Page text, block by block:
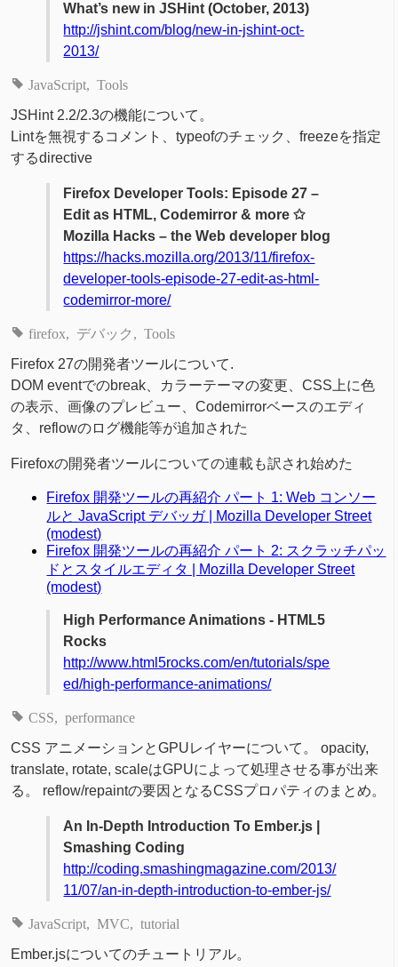
What’s new in JSHint (October, 2013)
http://jshint.com/blog/new-in-jshint-oct-
2013/
JavaScript Tools
JSHint 2.2/2.3の機能について。
Lintを無視するコメント、typeofのチェック、freezeを指定
するdirective
Firefox Developer Tools: Episode 27 –
Edit as HTML, Codemirror & more ✩
Mozilla Hacks – the Web developer blog
https://hacks.mozilla.org/2013/11/firefox-
developer-tools-episode-27-edit-as-html-
codemirror-more/
firefox デバック Tools
Firefox 27の開発者ツールについて.
DOM eventでのbreak、カラーテーマの変更、CSS上に色
の表示、画像のプレビュー、Codemirrorベースのエディ
タ、reflowのログ機能等が追加された
Firefoxの開発者ツールについての連載も訳され始めた
Firefox 開発ツールの再紹介 パート 1: Web コンソー
ルと JavaScript デバッガ | Mozilla Developer Street
(modest)
Firefox 開発ツールの再紹介 パート 2: スクラッチパッ
ドとスタイルエディタ | Mozilla Developer Street
(modest)
High Performance Animations - HTML5
Rocks
http://www.html5rocks.com/en/tutorials/spe
ed/high-performance-animations/
CSS performance
CSS アニメーションとGPUレイヤーについて。 opacity,
translate, rotate, scaleはGPUによって処理させる事が出来
る。 reflow/repaintの要因となるCSSプロパティのまとめ。
An In-Depth Introduction To Ember.js |
Smashing Coding
http://coding.smashingmagazine.com/2013/
11/07/an-in-depth-introduction-to-ember-js/
JavaScript MVC tutorial
Ember.jsについてのチュートリアル。